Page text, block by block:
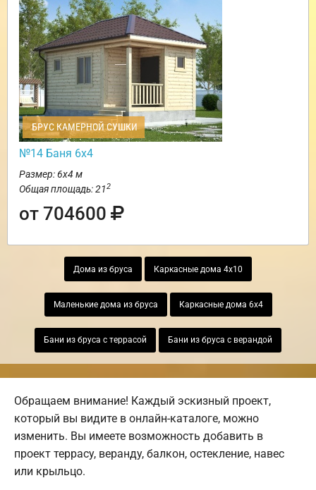
БРУС КАМЕРНОЙ СУШКИ
№14 Баня 6х4
Размер: 6х4 м
Общая площадь: 212
от 704600
Дома из бруса Каркасные дома 4х10
Маленькие дома из бруса Каркасные дома 6х4
Бани из бруса с террасой Бани из бруса с верандой
Обращаем внимание! Каждый эскизный проект,
который вы видите в онлайн-каталоге, можно
изменить. Вы имеете возможность добавить в
проект террасу, веранду, балкон, остекление, навес
или крыльцо.